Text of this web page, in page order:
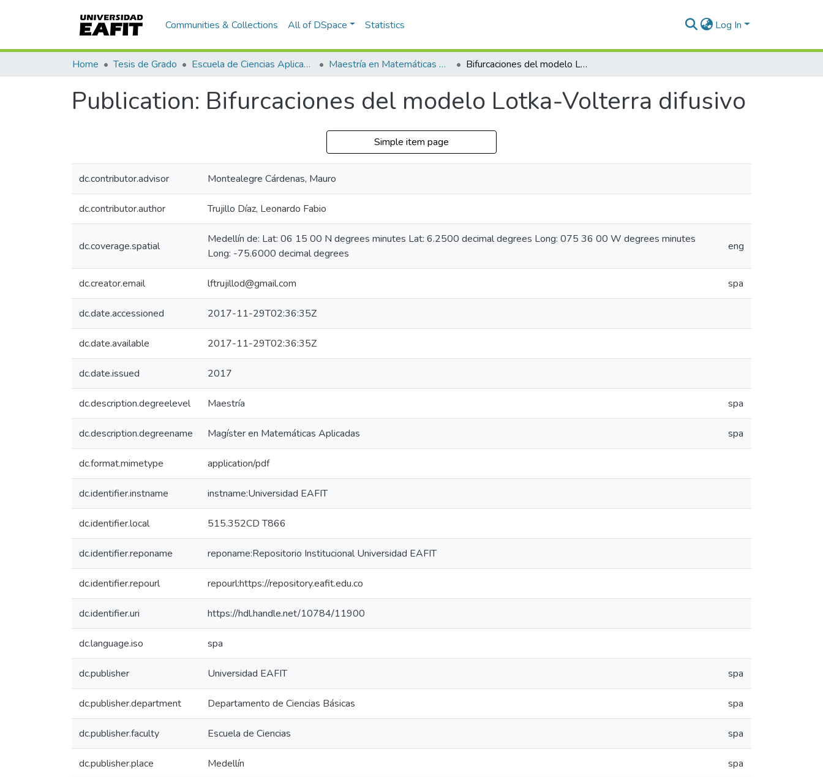
Communities & Collections All of DSpace Statistics Log In
Home Tesis de Grado Escuela de Ciencias Aplicadas e Ingeniería Maestría en Matemáticas Aplicadas (tesis) Bifurcaciones del modelo Lotka-Volterra difusivo
Publication: Bifurcaciones del modelo Lotka-Volterra difusivo
Simple item page
dc.contributor.advisor Montealegre Cárdenas, Mauro
dc.contributor.author Trujillo Díaz, Leonardo Fabio
dc.coverage.spatial
Medellín de: Lat: 06 15 00 N degrees minutes Lat: 6.2500 decimal degrees Long: 075 36 00 W degrees minutes
Long: -75.6000 decimal degrees
eng
dc.creator.email lftrujillod@gmail.com spa
dc.date.accessioned 2017-11-29T02:36:35Z
dc.date.available 2017-11-29T02:36:35Z
dc.date.issued 2017
dc.description.degreelevel Maestría spa
dc.description.degreename Magíster en Matemáticas Aplicadas spa
dc.format.mimetype application/pdf
dc.identifier.instname instname:Universidad EAFIT
dc.identifier.local 515.352CD T866
dc.identifier.reponame reponame:Repositorio Institucional Universidad EAFIT
dc.identifier.repourl repourl:https://repository.eafit.edu.co
dc.identifier.uri https://hdl.handle.net/10784/11900
dc.language.iso spa
dc.publisher Universidad EAFIT spa
dc.publisher.department Departamento de Ciencias Básicas spa
dc.publisher.faculty Escuela de Ciencias spa
dc.publisher.place Medellín spa